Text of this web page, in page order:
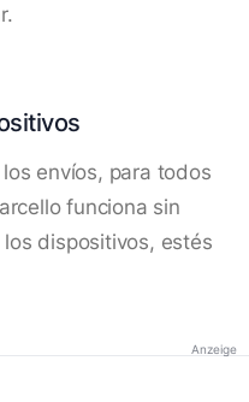
envíos, para todos
funciona sin
dispositivos, estés
Anzeige